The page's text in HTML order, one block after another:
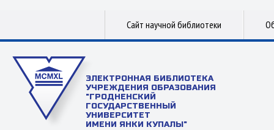
Сайт научной библиотеки
ЭЛЕКТРОННАЯ БИБЛИОТЕКА
УЧРЕЖДЕНИЯ ОБРАЗОВАНИЯ
"ГРОДНЕНСКИЙ
ГОСУДАРСТВЕННЫЙ
УНИВЕРСИТЕТ
ИМЕНИ ЯНКИ КУПАЛЫ"